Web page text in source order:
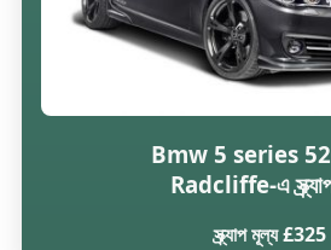
Bmw 5 series
Radcliffe-এ
স্ক্র্যাপ মূল্য £325